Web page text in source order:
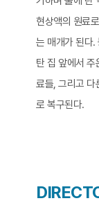
현상액의 원료
는 매개가 된다.
탄 집 앞에서 주
료들, 그리고 다
로 복구된다.​